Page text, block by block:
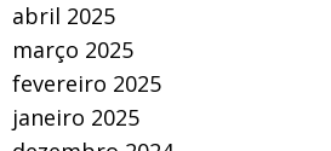
abril 2025
março 2025
fevereiro 2025
janeiro 2025